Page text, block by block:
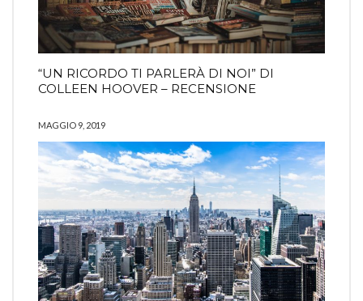
“UN RICORDO TI PARLERÀ DI NOI” DI
COLLEEN HOOVER – RECENSIONE
MAGGIO 9, 2019